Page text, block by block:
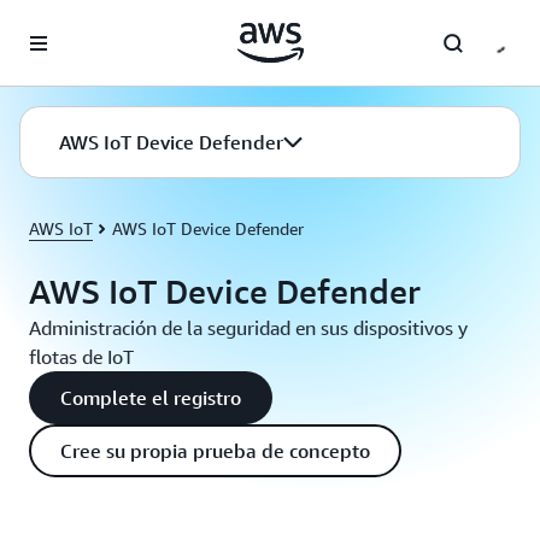
AWS IoT Device Defender
AWS IoT AWS IoT Device Defender
AWS IoT Device Defender
Administración de la seguridad en sus dispositivos y
flotas de IoT
Complete el registro
Cree su propia prueba de concepto